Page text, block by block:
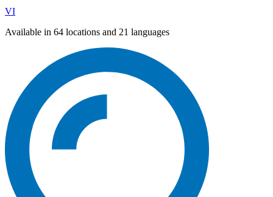
VI
Available in 64 locations and 21 languages